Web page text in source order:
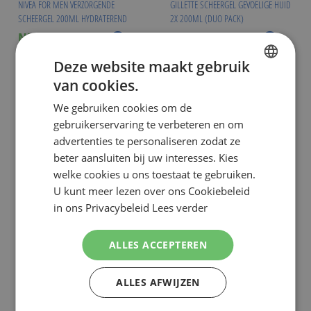
NIVEA FOR MEN VERZORGENDE
SCHEERGEL 200ML HYDRATEREND
NU:Special
€ 4,99
WINKELMANDJE
Op voorraad
GILLETTE SCHEERGEL GEVOELIGE HUID
2X 200ML (DUO PACK)
NU:Special
€ 6,49
WINKELMANDJE
GILLETTE
Deze website maakt gebruik
van cookies.
We gebruiken cookies om de
gebruikerservaring te verbeteren en om
advertenties te personaliseren zodat ze
beter aansluiten bij uw interesses. Kies
welke cookies u ons toestaat te gebruiken.
U kunt meer lezen over ons Cookiebeleid
in ons Privacybeleid Lees verder
ALLES ACCEPTEREN
ALLES AFWIJZEN